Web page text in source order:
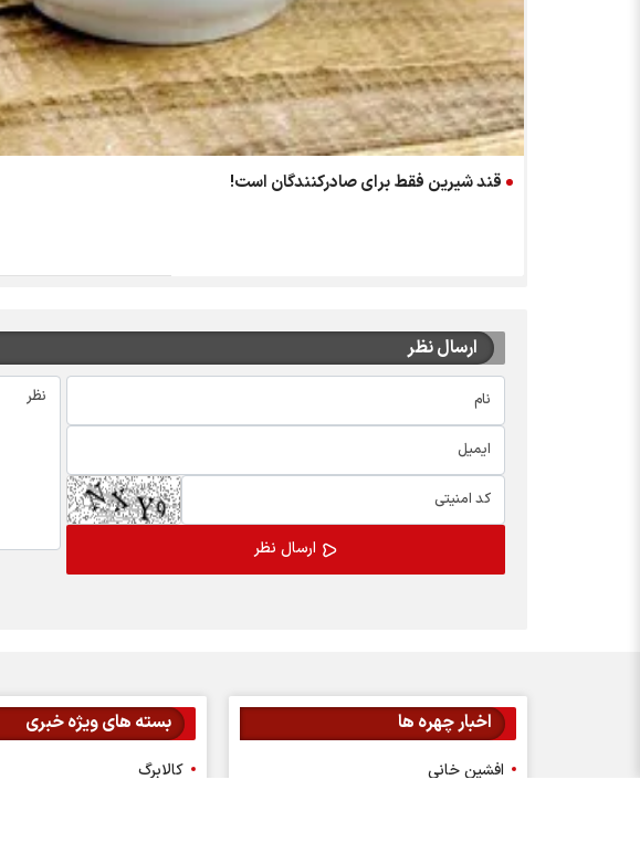
قند شیرین فقط برای صادرکنندگان است!
ارسال نظر
اخبار چهره ها
افشین خانی
بسته های ویژه خبری
کالابرگ